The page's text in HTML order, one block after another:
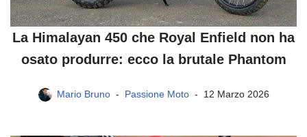
La Himalayan 450 che Royal Enfield non ha
osato produrre: ecco la brutale Phantom
Mario Bruno Passione Moto 12 Marzo 2026